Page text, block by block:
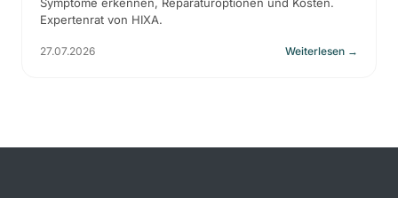
Expertenrat von HIXA.
27.07.2026 Weiterlesen →